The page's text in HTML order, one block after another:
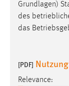
Grundlagen)
des
das
[PDF]
Relevance: